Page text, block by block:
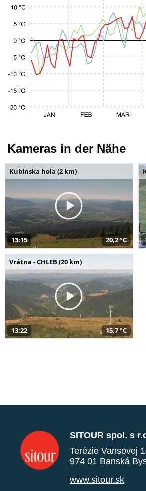
Kameras in der Nähe
Kubínska hoľa (2 km)
13:15 20,2 °C
Vrátna - CHLEB (20 km)
13:22 15,7 °C
SITOUR spol. s
Terézie Vansovej
974 01 Banská
www.sitour.sk